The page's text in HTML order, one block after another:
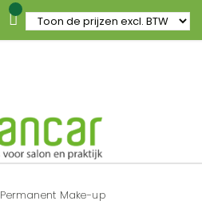
Permanent Make-up